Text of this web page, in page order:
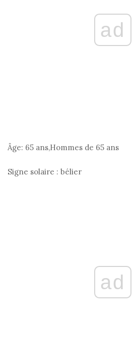
ad
Âge: 65 ans,Hommes de 65 ans
Signe solaire : bélier
ad